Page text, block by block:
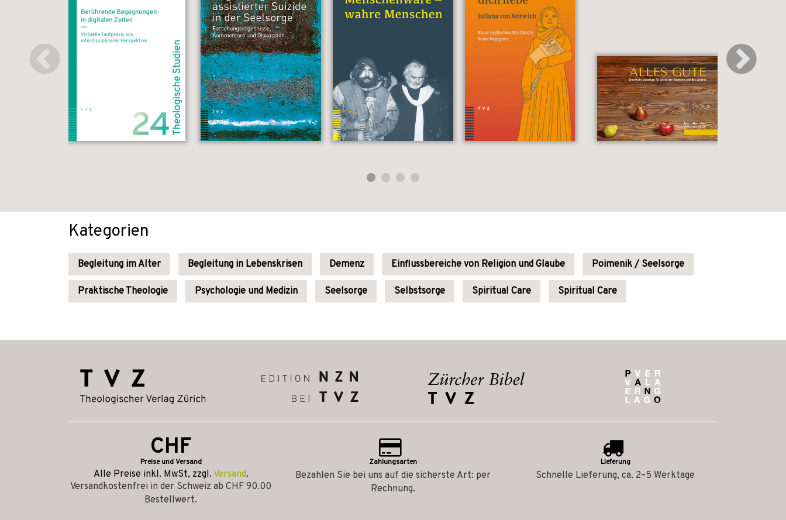
Kategorien
Begleitung im Alter Begleitung in Lebenskrisen Demenz Einflussbereiche von Religion und Glaube Poimenik / Seelsorge
Praktische Theologie Psychologie und Medizin Seelsorge Selbstsorge Spiritual Care Spiritual Care
CHF
Preise und Versand
Alle Preise inkl. MwSt, zzgl. Versand.
Versandkostenfrei in der Schweiz ab CHF 90.00
Bestellwert.
Zahlungsarten
Bezahlen Sie bei uns auf die sicherste Art: per
Rechnung.
Lieferung
Schnelle Lieferung, ca. 2–5 Werktage